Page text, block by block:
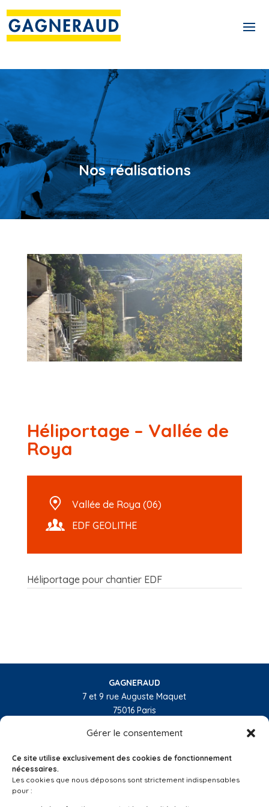
Gérer le consentement
Ce site utilise exclusivement des cookies de fonctionnement
nécessaires.
Les cookies que nous déposons sont strictement indispensables
pour :
Nos réalisations
Héliportage – Vallée de
Roya
Vallée de Roya (06)
EDF GEOLITHE
Héliportage pour chantier EDF
GAGNERAUD
7 et 9 rue Auguste Maquet
75016 Paris